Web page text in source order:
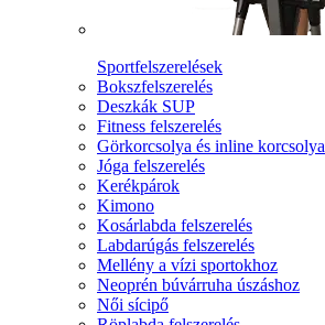
Sportfelszerelések
Bokszfelszerelés
Deszkák SUP
Fitness felszerelés
Görkorcsolya és inline korcsolya
Jóga felszerelés
Kerékpárok
Kimono
Kosárlabda felszerelés
Labdarúgás felszerelés
Mellény a vízi sportokhoz
Neoprén búvárruha úszáshoz
Női sícipő